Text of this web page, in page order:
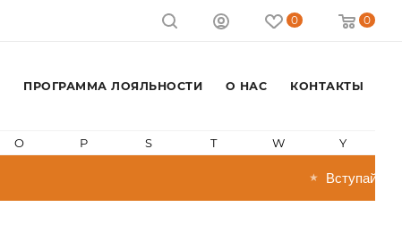
0 0
ПРОГРАММА ЛОЯЛЬНОСТИ О НАС КОНТАКТЫ
O P S T W Y
Вступай в